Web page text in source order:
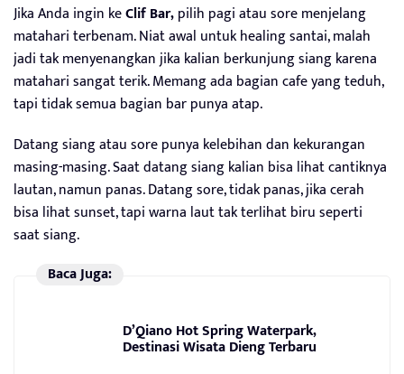
Jika Anda ingin keClif Bar,pilih pagi atau sore menjelang
matahari terbenam. Niat awal untuk healing santai, malah
jadi tak menyenangkan jika kalian berkunjung siang karena
matahari sangat terik. Memang ada bagian cafe yang teduh,
tapi tidak semua bagian bar punya atap.
Datang siang atau sore punya kelebihan dan kekurangan
masing-masing. Saat datang siang kalian bisa lihat cantiknya
lautan, namun panas. Datang sore, tidak panas, jika cerah
bisa lihat sunset, tapi warna laut tak terlihat biru seperti
saat siang.
Baca Juga:
D’Qiano Hot Spring Waterpark,
Destinasi Wisata Dieng Terbaru